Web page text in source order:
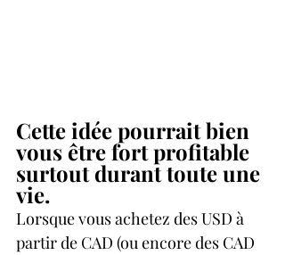
Cette idée pourrait bien
vous être fort profitable
surtout durant toute une
vie.
Lorsque vous achetez des USD à
partir de CAD (ou encore des CAD